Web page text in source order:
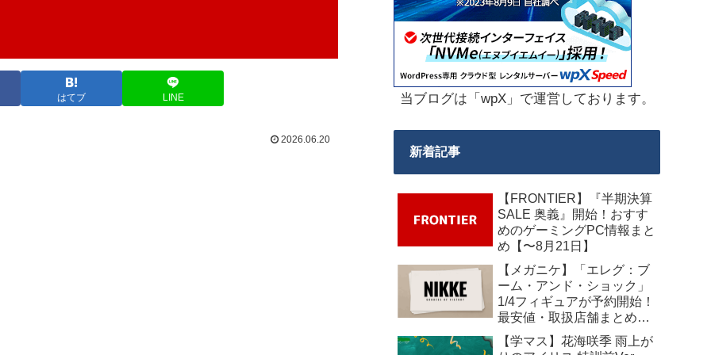
はてブ LINE
2026.06.20
当ブログは「wpX」で運営しております。
新着記事
【FRONTIER】『半期決算
SALE 奥義』開始！おすす
めのゲーミングPC情報まと
め【〜8月21日】
【メガニケ】「エレグ：ブ
ーム・アンド・ショック」
1/4フィギュアが予約開始！
最安値・取扱店舗まとめ
【2027年10月発売】
【学マス】花海咲季 雨上が